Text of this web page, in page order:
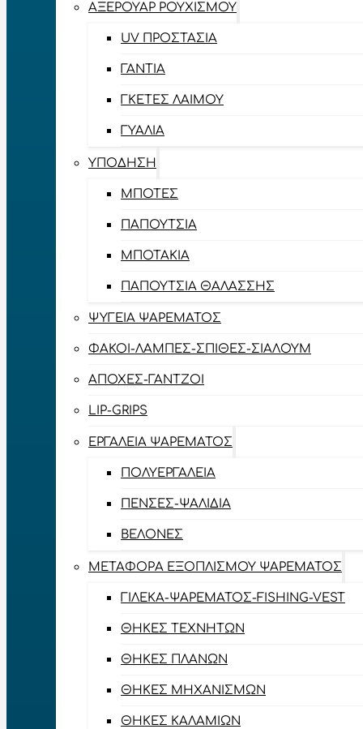
ΑΞΕΡΟΥΆΡ ΡΟΥΧΙΣΜΟΎ
UV ΠΡΟΣΤΑΣΊΑ
ΓΆΝΤΙΑ
ΓΚΈΤΕΣ ΛΑΊΜΟΥ
ΓΥΑΛΙΆ
ΥΠΌΔΗΣΗ
ΜΠΌΤΕΣ
ΠΑΠΟΎΤΣΙΑ
ΜΠΟΤΆΚΙΑ
ΠΑΠΟΎΤΣΙΑ ΘΑΛΆΣΣΗΣ
ΨΥΓΕΊΑ ΨΑΡΈΜΑΤΟΣ
ΦΑΚΟΊ-ΛΆΜΠΕΣ-ΣΠΊΘΕΣ-ΣΊΑΛΟΥΜ
ΑΠΌΧΕΣ-ΓΆΝΤΖΟΙ
LIP-GRIPS
EΡΓΑΛΕΊΑ ΨΑΡΈΜΑΤΟΣ
ΠΟΛΥΕΡΓΑΛΕΊΑ
ΠΈΝΣΕΣ-ΨΑΛΊΔΙΑ
ΒΕΛΌΝΕΣ
ΜΕΤΑΦΟΡΆ ΕΞΟΠΛΙΣΜΟΎ ΨΑΡΈΜΑΤΟΣ
ΓΙΛΈΚΑ-ΨΑΡΈΜΑΤΟΣ-FISHING-VEST
ΘΉΚΕΣ ΤΕΧΝΗΤΏΝ
ΘΉΚΕΣ ΠΛΆΝΩΝ
ΘΉΚΕΣ ΜΗΧΑΝΙΣΜΏΝ
ΘΉΚΕΣ ΚΑΛΑΜΙΏΝ